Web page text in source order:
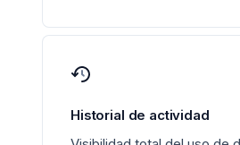
Historial de actividad